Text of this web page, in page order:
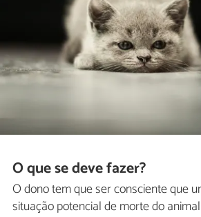
O que se deve fazer?
O dono tem que ser consciente que
situação potencial de morte do